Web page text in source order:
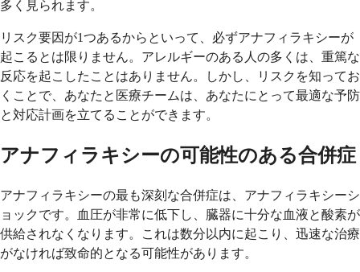
多く見られます。
リスク要因が1つあるからといって、必ずアナフィラキシーが
起こるとは限りません。アレルギーのある人の多くは、重篤な
反応を起こしたことはありません。しかし、リスクを知ってお
くことで、あなたと医療チームは、あなたにとって最適な予防
と対応計画を立てることができます。
アナフィラキシーの可能性のある合併症
アナフィラキシーの最も深刻な合併症は、アナフィラキシーシ
ョックです。血圧が非常に低下し、臓器に十分な血液と酸素が
供給されなくなります。これは数分以内に起こり、迅速な治療
がなければ致命的となる可能性があります。